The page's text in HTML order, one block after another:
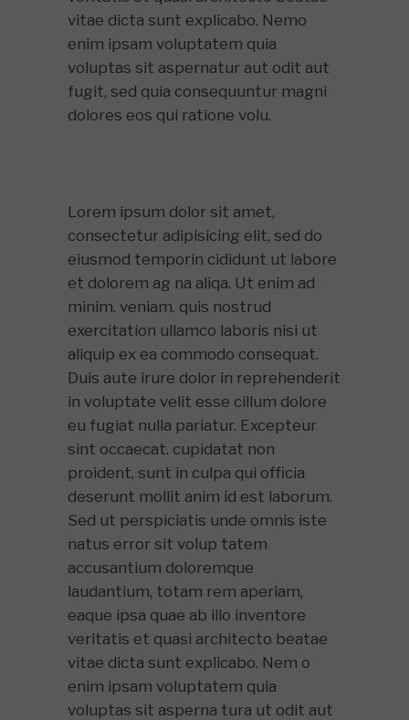
vitae dicta sunt explicabo. Nemo
enim ipsam voluptatem quia
voluptas sit aspernatur aut odit aut
fugit, sed quia consequuntur magni
dolores eos qui ratione volu.
Lorem ipsum dolor sit amet,
consectetur adipisicing elit, sed do
eiusmod temporin cididunt ut labore
et dolorem ag na aliqa. Ut enim ad
minim. veniam. quis nostrud
exercitation ullamco laboris nisi ut
aliquip ex ea commodo consequat.
Duis aute irure dolor in reprehenderit
in voluptate velit esse cillum dolore
eu fugiat nulla pariatur. Excepteur
sint occaecat. cupidatat non
proident, sunt in culpa qui officia
deserunt mollit anim id est laborum.
Sed ut perspiciatis unde omnis iste
natus error sit volup tatem
accusantium doloremque
laudantium, totam rem aperiam,
eaque ipsa quae ab illo inventore
veritatis et quasi architecto beatae
vitae dicta sunt explicabo. Nem o
enim ipsam voluptatem quia
voluptas sit asperna tura ut odit aut